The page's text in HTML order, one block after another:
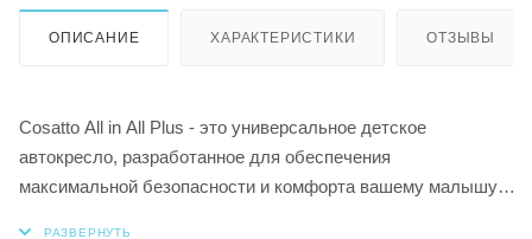
ОПИСАНИЕ ХАРАКТЕРИСТИКИ ОТЗЫВЫ
Cosatto All in All Plus - это универсальное детское
автокресло, разработанное для обеспечения
максимальной безопасности и комфорта вашему малышу.